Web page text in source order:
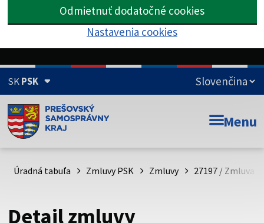
Odmietnuť dodatočné cookies
Nastavenia cookies
SKPSK
Doména psk.sk je oficiálna
Toto je oficiálna webová stránka Prešovského
psk.sk.
Buďte pozorní a vždy sa uistite, že zdieľate informácie iba
Menu
Úradná tabuľa Zmluvy PSK Zmluvy 27197 / Zmluva
Detail zmluvy